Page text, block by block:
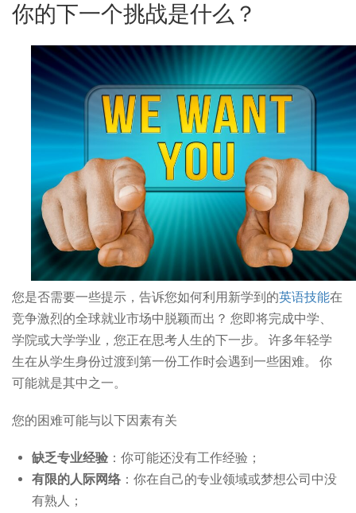
你的下一个挑战是什么？
您是否需要一些提示，告诉您如何利用新学到的英语技能在
竞争激烈的全球就业市场中脱颖而出？ 您即将完成中学、
学院或大学学业，您正在思考人生的下一步。 许多年轻学
生在从学生身份过渡到第一份工作时会遇到一些困难。 你
可能就是其中之一。
您的困难可能与以下因素有关
缺乏专业经验 ：你可能还没有工作经验；
有限的人际网络 ：你在自己的专业领域或梦想公司中没
有熟人；